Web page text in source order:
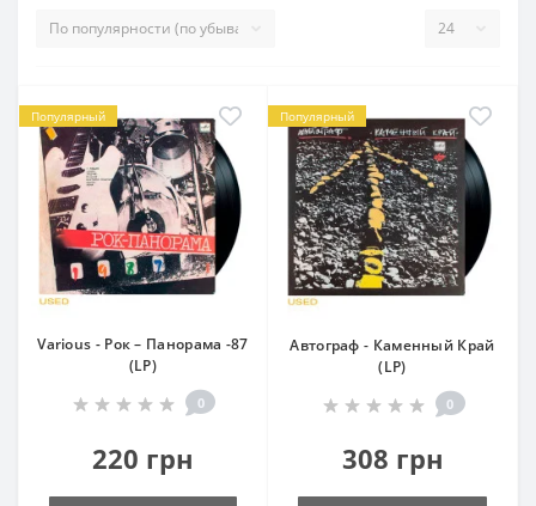
Популярный
Various - Рок – Панорама -87
(LP)
0
220 грн
Популярный
Автограф - Каменный Край
(LP)
0
308 грн